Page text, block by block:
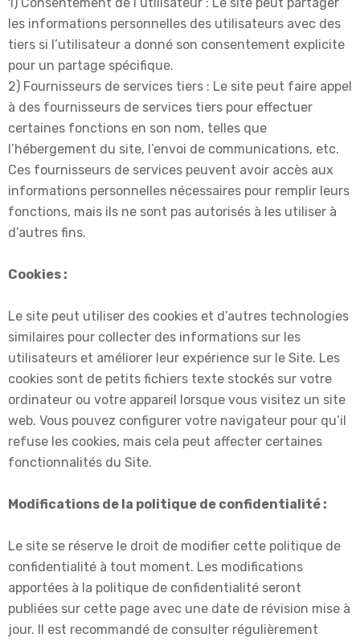
les informations personnelles des utilisateurs avec des
tiers si l’utilisateur a donné son consentement explicite
pour un partage spécifique.
2) Fournisseurs de services tiers : Le site peut faire appel
à des fournisseurs de services tiers pour effectuer
certaines fonctions en son nom, telles que
l’hébergement du site, l’envoi de communications, etc.
Ces fournisseurs de services peuvent avoir accès aux
informations personnelles nécessaires pour remplir leurs
fonctions, mais ils ne sont pas autorisés à les utiliser à
d’autres fins.
Cookies :
Le site peut utiliser des cookies et d’autres technologies
similaires pour collecter des informations sur les
utilisateurs et améliorer leur expérience sur le Site. Les
cookies sont de petits fichiers texte stockés sur votre
ordinateur ou votre appareil lorsque vous visitez un site
web. Vous pouvez configurer votre navigateur pour qu’il
refuse les cookies, mais cela peut affecter certaines
fonctionnalités du Site.
Modifications de la politique de confidentialité :
Le site se réserve le droit de modifier cette politique de
confidentialité à tout moment. Les modifications
apportées à la politique de confidentialité seront
publiées sur cette page avec une date de révision mise à
jour. Il est recommandé de consulter régulièrement